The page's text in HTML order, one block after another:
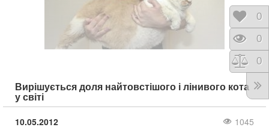
Вирішується доля найтовстішого і лінивого кота
у світі
10.05.2012
1045
0
0
0